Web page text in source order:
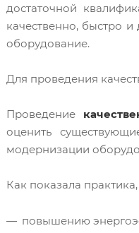
достаточной
качественно, быстро
оборудование.
Для проведения
Проведение
оценить
модернизации
Как показала
повышению